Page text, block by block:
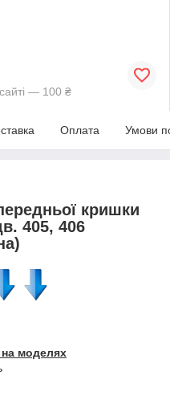
— 100 ₴
Оплата Умови
кришки
405, 406
моделях